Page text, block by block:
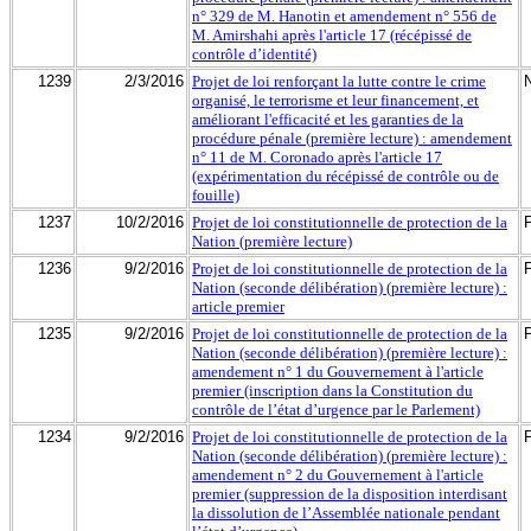
n° 329 de M. Hanotin et amendement n° 556 de
M. Amirshahi après l'article 17 (récépissé de
contrôle d’identité)
1239
2/3/2016 Projet de loi renforçant la lutte contre le crime
organisé, le terrorisme et leur financement, et
améliorant l'efficacité et les garanties de la
procédure pénale (première lecture) : amendement
n° 11 de M. Coronado après l'article 17
(expérimentation du récépissé de contrôle ou de
fouille)
1237 10/2/2016 Projet de loi constitutionnelle de protection de la
Nation (première lecture)
1236 9/2/2016 Projet de loi constitutionnelle de protection de la
Nation (seconde délibération) (première lecture) :
article premier
1235 9/2/2016 Projet de loi constitutionnelle de protection de la
Nation (seconde délibération) (première lecture) :
amendement n° 1 du Gouvernement à l'article
premier (inscription dans la Constitution du
contrôle de l’état d’urgence par le Parlement)
1234 9/2/2016 Projet de loi constitutionnelle de protection de la
Nation (seconde délibération) (première lecture) :
amendement n° 2 du Gouvernement à l'article
premier (suppression de la disposition interdisant
la dissolution de l’Assemblée nationale pendant